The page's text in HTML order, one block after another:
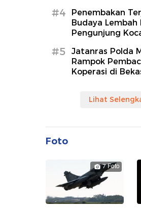
#4
Penembakan
Budaya Lembah
Pengunjung
#5
Jatanras Polda
Rampok
Koperasi di
Lihat
Foto
7 Foto